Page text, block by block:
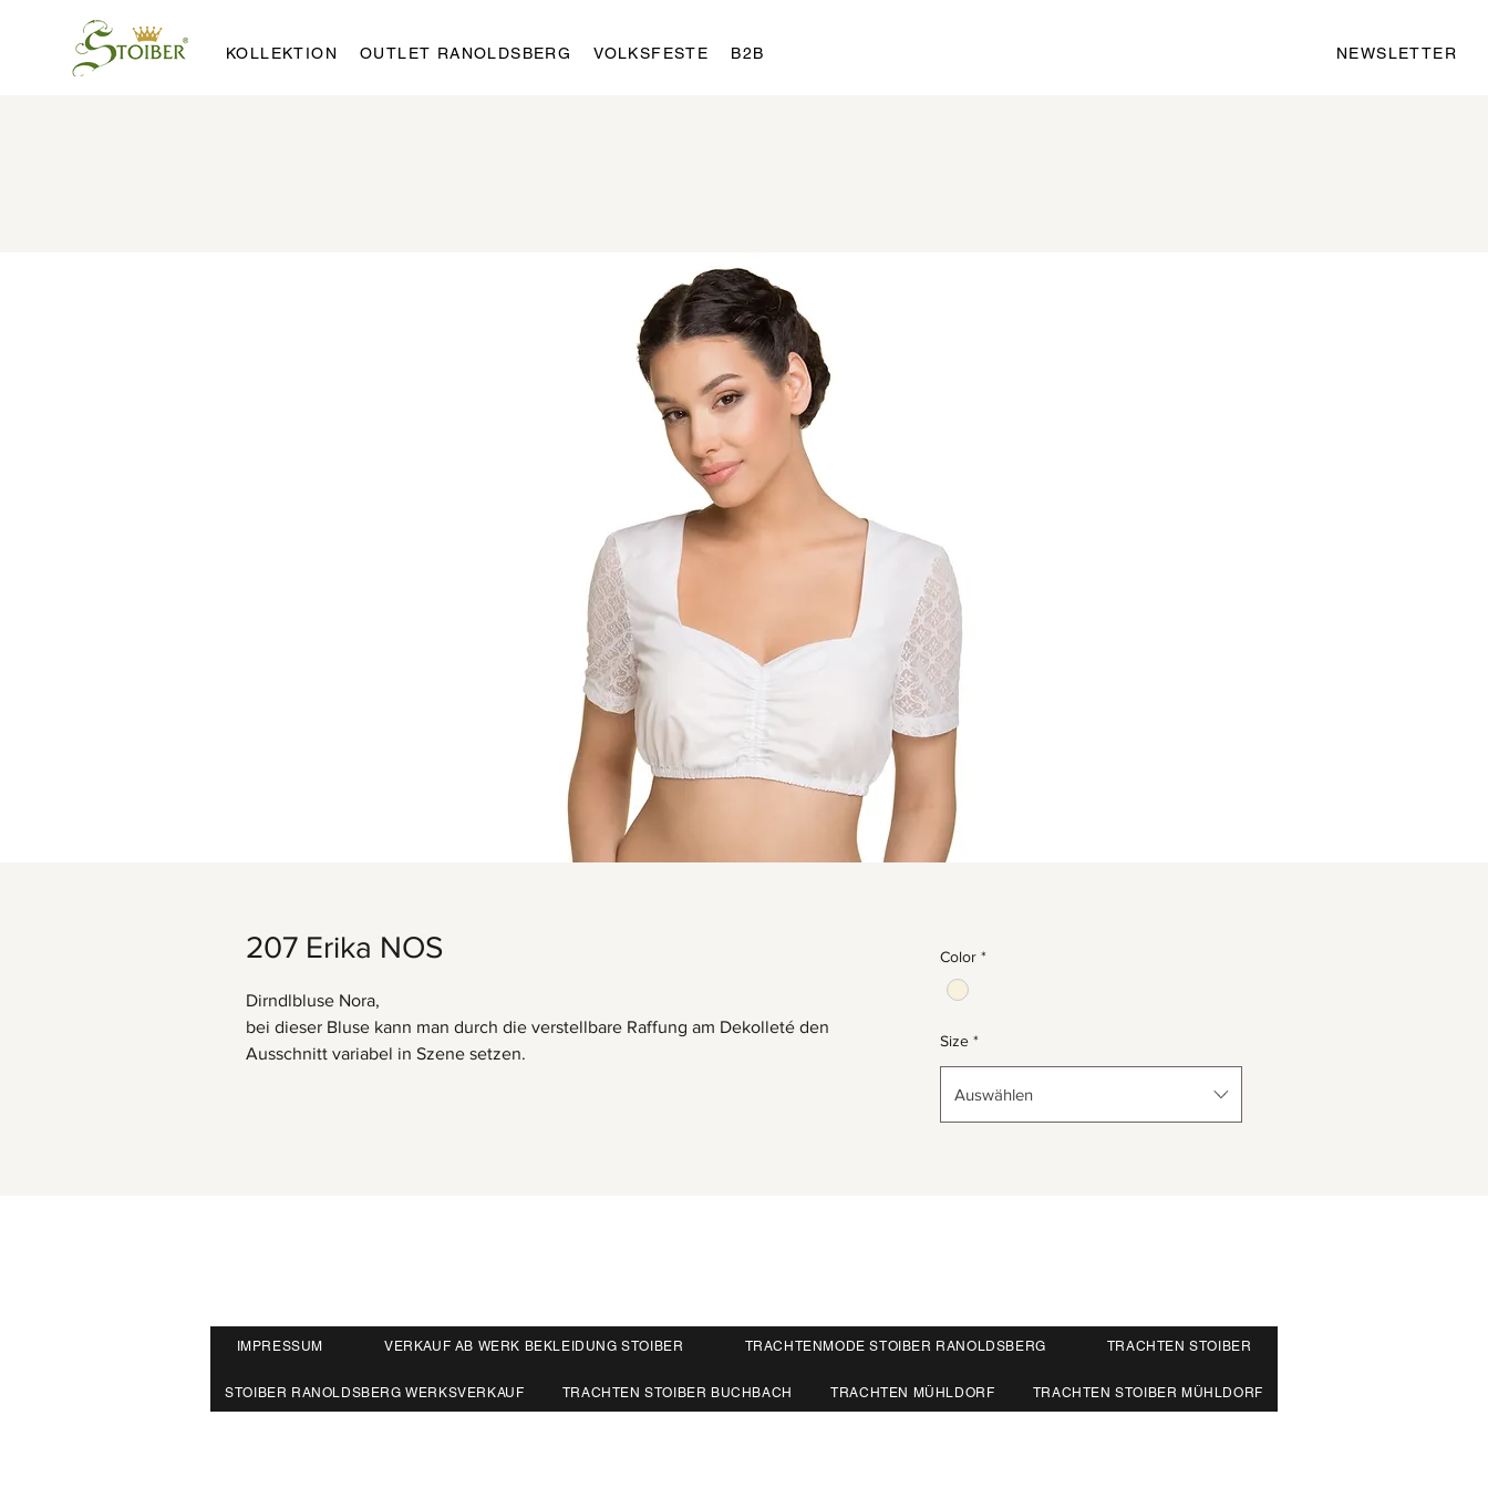
KOLLEKTION OUTLET RANOLDSBERG VOLKSFESTE B2B NEWSLETTER
207 Erika NOS
Dirndlbluse Nora,
bei dieser Bluse kann man durch die verstellbare Raffung am Dekolleté den
Ausschnitt variabel in Szene setzen.
Color *
Size *
Auswählen
IMPRESSUM VERKAUF AB WERK BEKLEIDUNG STOIBER TRACHTENMODE STOIBER RANOLDSBERG TRACHTEN STOIBER
STOIBER RANOLDSBERG WERKSVERKAUF TRACHTEN STOIBER BUCHBACH TRACHTEN MÜHLDORF TRACHTEN STOIBER MÜHLDORF